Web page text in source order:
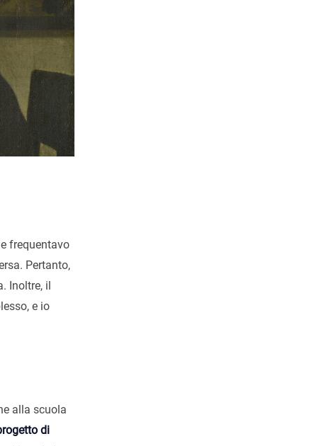
frequentavo
Pertanto,
Inoltre, il
e io
alla scuola
di